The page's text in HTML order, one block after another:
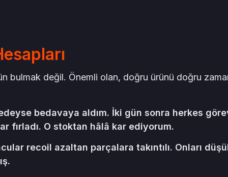
bulmak değil. Önemli olan, doğru ürünü doğru
bedavaya aldım. İki gün sonra herkes
fırladı. O stoktan hâlâ kar ediyorum.
recoil azaltan parçalara takıntılı. Onları